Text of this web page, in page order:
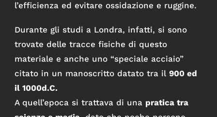
l’efficienza ed evitare ossidazione e ruggine.
Durante gli studi a Londra, infatti, si sono
trovate delle tracce fisiche di questo
materiale e anche uno “speciale acciaio”
citato in un manoscritto datato tra il 900 ed
il 1000d.C.
A quell’epoca si trattava di una pratica tra